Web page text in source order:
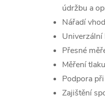
údržbu a
Nářadí
Přesné
Měření
Podpora
Zajištění